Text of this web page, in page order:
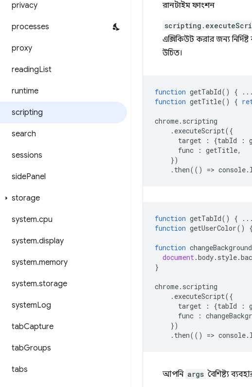
privacy
processes
proxy
readingList
runtime
scripting
search
sessions
sidePanel
storage
system.cpu
system.display
system.memory
system.storage
systemLog
tabCapture
tabGroups
tabs
রানটাইম ফাংশন
এক্সিকিউট করার জন্য
উচিত।
function getTabId() { ...
function getTitle() {
chrome. scripting
. executeScript({
target
: {tabId :
func
: getTitle,
})
. then(() => console.
function getTabId() { ...
function getUserColor() {
function
document.body. style.
}
chrome. scripting
. executeScript({
target
: {tabId :
func
:
})
. then(() => console.
আপনি args বৈশিষ্ট্য